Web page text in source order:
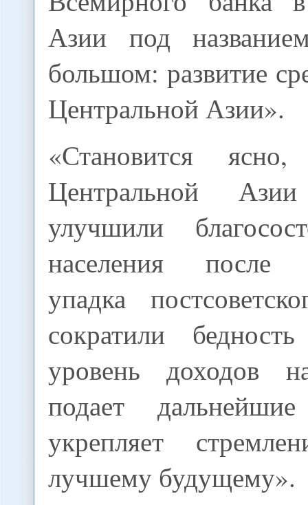
Азии под
большом: развитие
Центральной Азии».
«Становится
Центральной Азии
улучшили
населения после
упадка
сократили
уровень доходов
подает
укрепляет
лучшему будущему».